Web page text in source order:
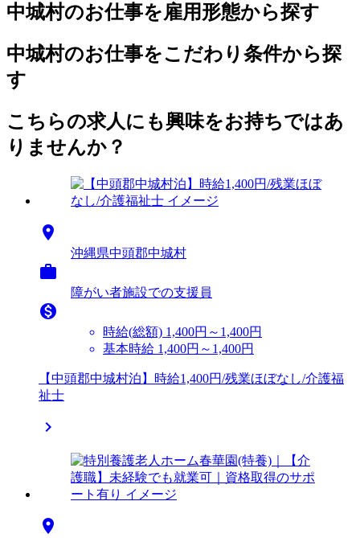
中城村のお仕事を雇用形態から探す
中城村のお仕事をこだわり条件から探
す
こちらの求人にも興味をお持ちではあ
りませんか？

沖縄県中頭郡中城村

障がい者施設での支援員

時給(総額) 1,400円～1,400円
基本時給 1,400円～1,400円
【中頭郡中城村泊】時給1,400円/残業ほぼなし/介護福
祉士

